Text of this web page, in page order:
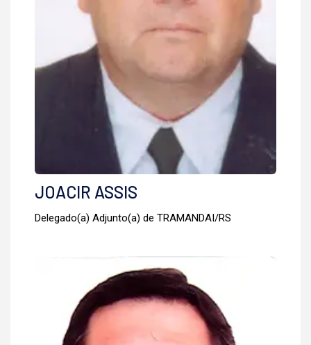
JOACIR ASSIS
Delegado(a) Adjunto(a) de TRAMANDAI/RS